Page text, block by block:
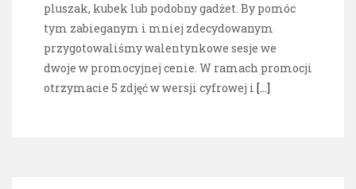
pluszak, kubek lub podobny gadżet. By pomóc
tym zabieganym i mniej zdecydowanym
przygotowaliśmy walentynkowe sesje we
dwoje w promocyjnej cenie. W ramach promocji
otrzymacie 5 zdjęć w wersji cyfrowej i […]